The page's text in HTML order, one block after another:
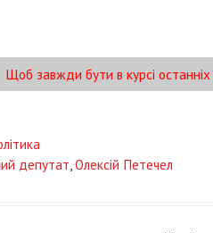
Щоб завжди бути в курсі
депутат,Олексій Петечел